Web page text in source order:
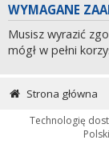
WYMAGANE
Musisz wyrazić
mógł w pełni
Strona główna
Technologię